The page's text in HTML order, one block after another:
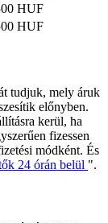
HUF
HUF
tudjuk, mely áruk
előnyben.
kerül, ha
fizessen
módként. És
24 órán belül ".